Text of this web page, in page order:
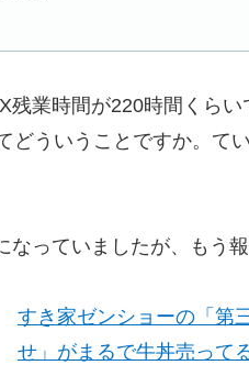
残業時間が220時間くら
どういうことですか。て
なっていましたが、もう
すき家ゼンショーの「第
せ」がまるで牛丼売って